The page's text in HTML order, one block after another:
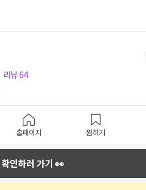
리뷰64
홈페이지 찜하기
확인하러 가기 👀